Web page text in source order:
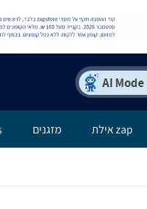
zap אילת מזגנים